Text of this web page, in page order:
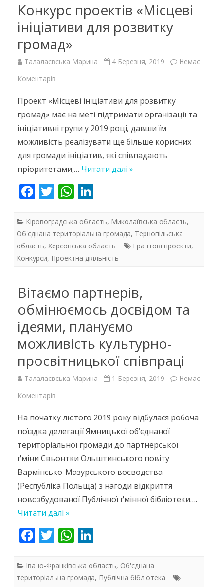
Конкурс проектів «Місцеві
ініціативи для розвитку
громад»
Талалаєвська Марина 4 Березня, 2019
Немає
Коментарів
проектів
«Місцеві
ініціативи
громад»
Проект «Місцеві ініціативи для розвитку
громад» має на меті підтримати організації та
ініціативні групи у 2019 році, давши їм
можливість реалізувати ще більше корисних
для громади ініціатив, які співпадають
пріоритетами,… Читати далі »
F
e
b
o
o
k
T
itt
er
W
at
s
A
p
k
e
dI
Кіровоградська область, Миколаївська область,
Об'єднана територіальна громада, Тернопільська
область, Херсонська область Грантові проекти,
Конкурси, Проектна діяльність
Вітаємо партнерів,
обмінюємось досвідом та
ідеями, плануємо
можливість культурно-
просвітницької співпраці
Талалаєвська Марина 1 Березня, 2019
Немає
Коментарів
партнерів,
обмінюємось
досвідом
ідеями,
плануємо
можливість
просвітницької
співпраці
На початку лютого 2019 року відбулася робоча
поїздка делегації Ямницької об’єднаної
територіальної громади до партнерської
ґміни Свьонтки Ольштинського повіту
Вармінсько-Мазурського воєводства
(Республіка Польща) з нагоди відкриття
новозбудованої Публічної ґмінної бібліотеки….
Читати далі »
F
e
b
T
itt
er
W
at
s
k
e
Івано-Франківська область, Об'єднана
територіальна громада, Публічна бібліотека